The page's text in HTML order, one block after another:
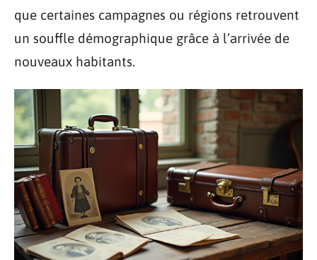
que certaines campagnes ou régions retrouvent
un souffle démographique grâce à l’arrivée de
nouveaux habitants.